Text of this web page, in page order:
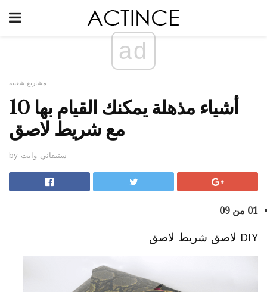
ad
مشاريع شعبية
10 أشياء مذهلة يمكنك القيام بها
مع شريط لاصق
by ستيفاني وايت
01 من 09
DIY لاصق شريط لاصق